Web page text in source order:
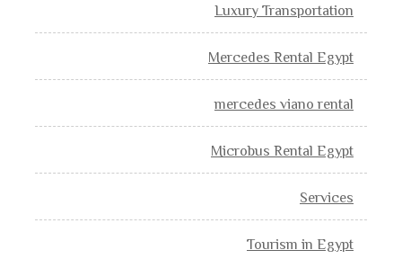
Luxury Transportation
Mercedes Rental Egypt
mercedes viano rental
Microbus Rental Egypt
Services
Tourism in Egypt